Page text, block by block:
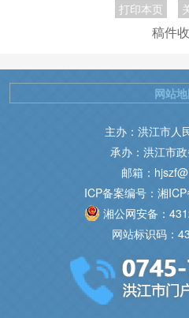
打印本页
稿件
主办：洪江市人
承办：洪江市
邮箱：
ICP备案编号：湘
湘公网安备：
网站标识码：
网站